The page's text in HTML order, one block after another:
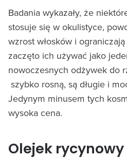
Badania wykazały, że
stosuje się w okulistyce,
wzrost włosków i
zaczęto ich używać jako
nowoczesnych odżywek do
szybko rosną, są długie i
Jedynym minusem tych
wysoka cena.
Olejek rycynowy